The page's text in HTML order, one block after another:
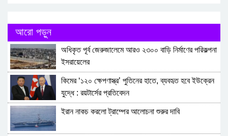
আরো পড়ুন
অধিকৃত পূর্ব জেরুজালেমে আরও ২৩০০ বাড়ি নির্মাণের পরিকল্পনা
ইসরায়েলের
কিমের ‘১২০ ক্ষেপণাস্ত্র’ পুতিনের হাতে, ব্যবহৃত হবে ইউক্রেন
যুদ্ধে : রয়টার্সের প্রতিবেদন
ইরান নাকচ করলো ট্রাম্পের আলোচনা শুরুর দাবি